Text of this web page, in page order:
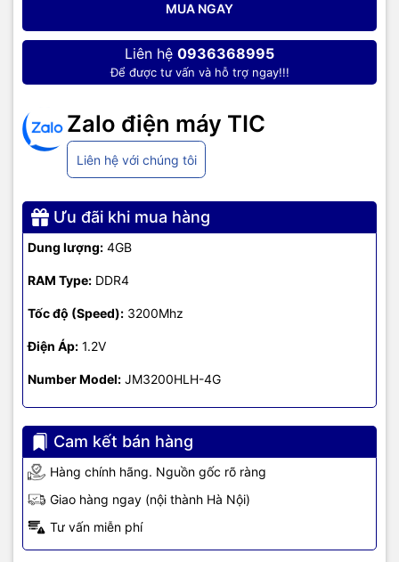
MUA NGAY
Liên hệ 0936368995
Để được tư vấn và hỗ trợ ngay!!!
Zalo điện máy TIC
Liên hệ với chúng tôi
Ưu đãi khi mua hàng
Dung lượng: 4GB
RAM Type: DDR4
Tốc độ (Speed): 3200Mhz
Điện Áp: 1.2V
Number Model: JM3200HLH-4G
Cam kết bán hàng
Hàng chính hãng. Nguồn gốc rõ ràng
Giao hàng ngay (nội thành Hà Nội)
Tư vấn miễn phí